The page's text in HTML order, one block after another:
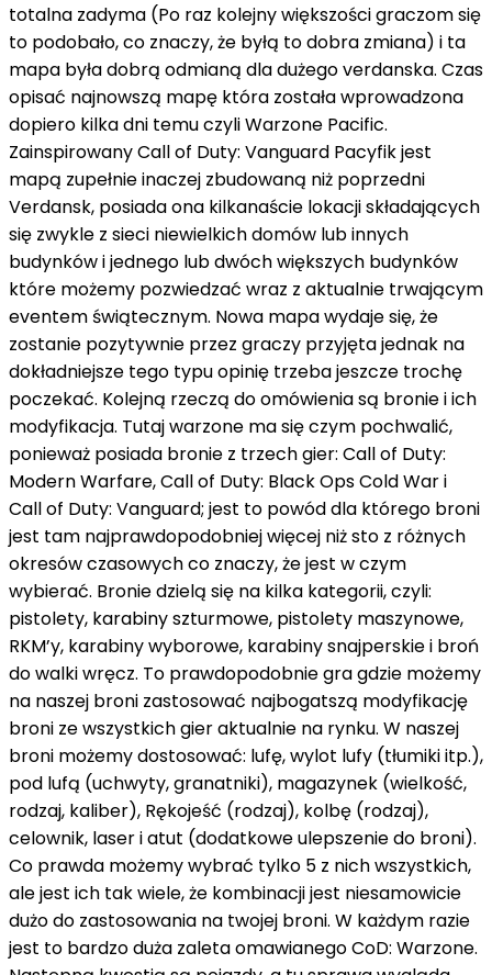
totalna zadyma (Po raz kolejny większości graczom się
to podobało, co znaczy, że byłą to dobra zmiana) i ta
mapa była dobrą odmianą dla dużego verdanska. Czas
opisać najnowszą mapę która została wprowadzona
dopiero kilka dni temu czyli Warzone Pacific.
Zainspirowany Call of Duty: Vanguard Pacyfik jest
mapą zupełnie inaczej zbudowaną niż poprzedni
Verdansk, posiada ona kilkanaście lokacji składających
się zwykle z sieci niewielkich domów lub innych
budynków i jednego lub dwóch większych budynków
które możemy pozwiedzać wraz z aktualnie trwającym
eventem świątecznym. Nowa mapa wydaje się, że
zostanie pozytywnie przez graczy przyjęta jednak na
dokładniejsze tego typu opinię trzeba jeszcze trochę
poczekać. Kolejną rzeczą do omówienia są bronie i ich
modyfikacja. Tutaj warzone ma się czym pochwalić,
ponieważ posiada bronie z trzech gier: Call of Duty:
Modern Warfare, Call of Duty: Black Ops Cold War i
Call of Duty: Vanguard; jest to powód dla którego broni
jest tam najprawdopodobniej więcej niż sto z różnych
okresów czasowych co znaczy, że jest w czym
wybierać. Bronie dzielą się na kilka kategorii, czyli:
pistolety, karabiny szturmowe, pistolety maszynowe,
RKM’y, karabiny wyborowe, karabiny snajperskie i broń
do walki wręcz. To prawdopodobnie gra gdzie możemy
na naszej broni zastosować najbogatszą modyfikację
broni ze wszystkich gier aktualnie na rynku. W naszej
broni możemy dostosować: lufę, wylot lufy (tłumiki itp.),
pod lufą (uchwyty, granatniki), magazynek (wielkość,
rodzaj, kaliber), Rękojeść (rodzaj), kolbę (rodzaj),
celownik, laser i atut (dodatkowe ulepszenie do broni).
Co prawda możemy wybrać tylko 5 z nich wszystkich,
ale jest ich tak wiele, że kombinacji jest niesamowicie
dużo do zastosowania na twojej broni. W każdym razie
jest to bardzo duża zaleta omawianego CoD: Warzone.